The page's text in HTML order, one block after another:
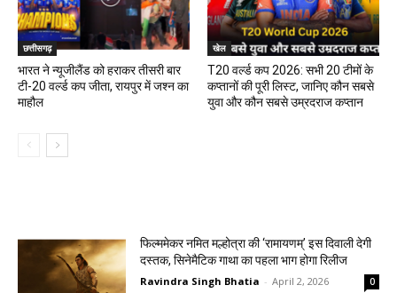
छत्तीसगढ़
भारत ने न्यूजीलैंड को हराकर तीसरी बार
टी-20 वर्ल्ड कप जीता, रायपुर में जश्न का
माहौल
खेल
T20 वर्ल्ड कप 2026: सभी 20 टीमों के
कप्तानों की पूरी लिस्ट, जानिए कौन सबसे
युवा और कौन सबसे उम्रदराज कप्तान
फिल्ममेकर नमित मल्होत्रा की ‘रामायणम्’ इस दिवाली देगी
दस्तक, सिनेमैटिक गाथा का पहला भाग होगा रिलीज
Ravindra Singh Bhatia - April 2, 2026 0